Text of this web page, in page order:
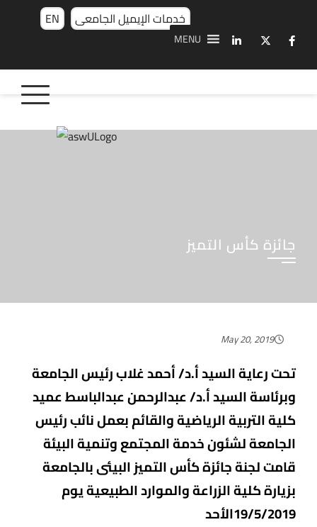
EN خدمات الإيميل الجامعى
MENU
جائزة كأس التميز
May 20, 2019
تحت رعاية السيد أ.د/ أحمد غلاب رئيس الجامعة
وبرئاسة السيد أ.د/ عبدالرحمن عبدالباسط عميد
كلية التربية الرياضية والقائم بعمل نائب رئيس
الجامعة لشئون خدمة المجتمع وتنمية البيئة
قامت لجنة جائزة كأس التميز البيئى بالجامعة
بزيارة كلية الزراعة والموارد الطبيعية يوم
19/5/2019الأحد